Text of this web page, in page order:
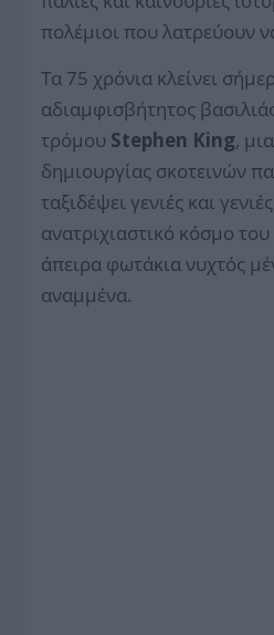
πολέμιοι που λατρεύουν
Τα 75 χρόνια κλείνει
αδιαμφισβήτητος
τρόμου Stephen King,
δημιουργίας σκοτεινών
ταξιδέψει γενιές και
ανατριχιαστικό κόσμο του
άπειρα φωτάκια νυχτός
αναμμένα.